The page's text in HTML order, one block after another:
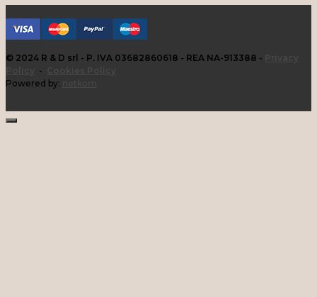
© 2024 R & D srl - P. IVA 03682860618 - REA NA-913388 -
-
Powered by: